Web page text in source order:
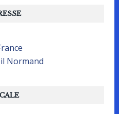
Normand